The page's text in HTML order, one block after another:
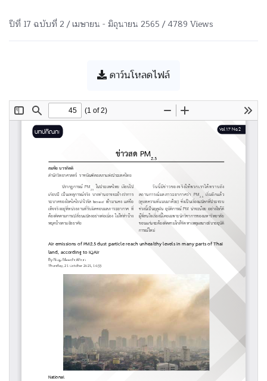
ปีที่ 17 ฉบับที่ 2 / เมษายน - มิถุนายน 2565 / 4789 Views
ดาว์นโหลดไฟล์